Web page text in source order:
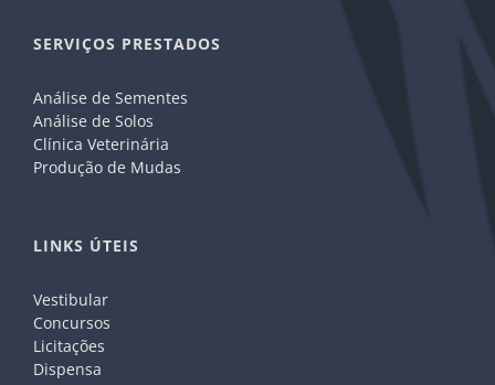
SERVIÇOS PRESTADOS
Análise de Sementes
Análise de Solos
Clínica Veterinária
Produção de Mudas
LINKS ÚTEIS
Vestibular
Concursos
Licitações
Dispensa